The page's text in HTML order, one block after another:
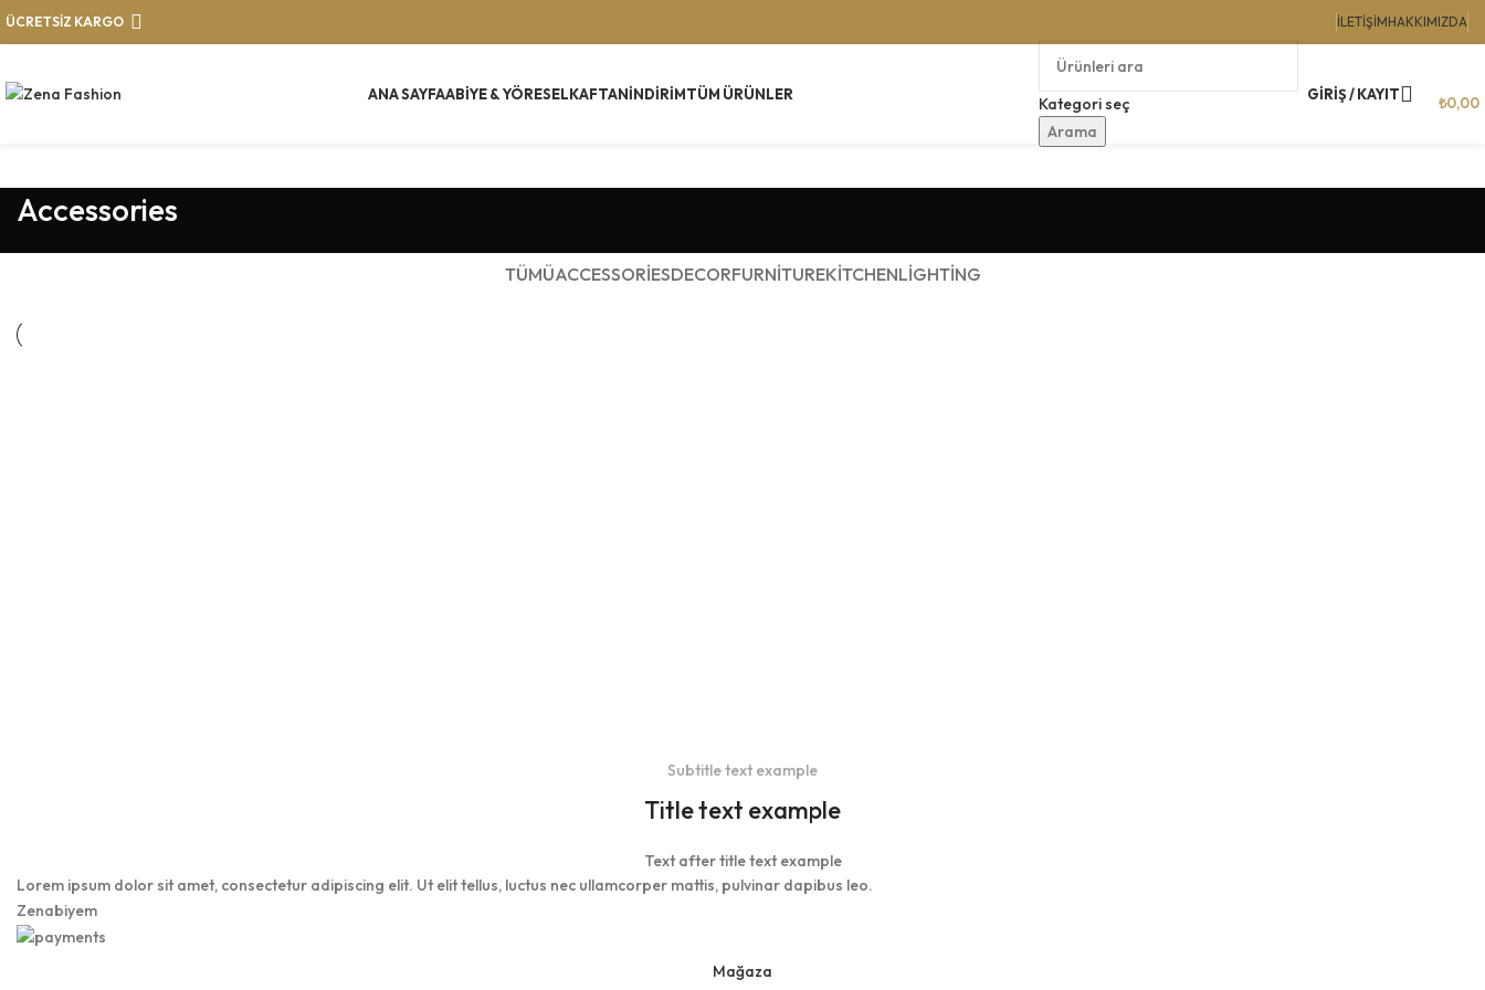
ÜCRETSİZ KARGO İLETIŞIMHAKKIMIZDA
ANA SAYFAABIYE & YÖRESELKAFTANİNDIRIMTÜM ÜRÜNLER
Kategori seç
Arama
GIRIŞ / KAYIT ₺0,00
Accessories
TÜMÜACCESSORIESDECORFURNITUREKITCHENLIGHTING
Subtitle text example
Title text example
Text after title text example
Lorem ipsum dolor sit amet, consectetur adipiscing elit. Ut elit tellus, luctus nec ullamcorper mattis, pulvinar dapibus leo.
Zenabiyem
Mağaza